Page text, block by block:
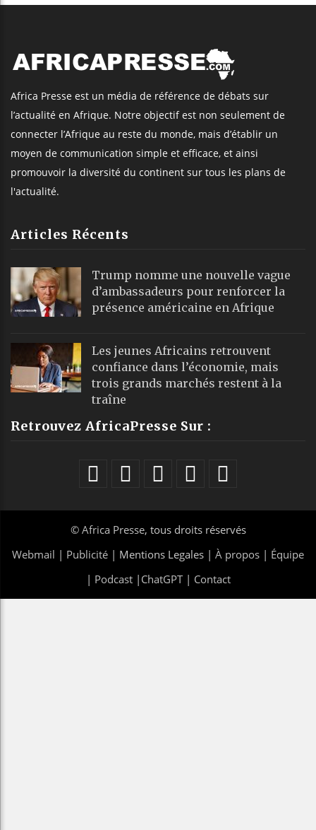
Africa Presse est un média de référence de débats sur
l’actualité en Afrique. Notre objectif est non seulement de
connecter l’Afrique au reste du monde, mais d’établir un
moyen de communication simple et efficace, et ainsi
promouvoir la diversité du continent sur tous les plans de
l'actualité.
Articles Récents
Trump nomme une nouvelle vague
d’ambassadeurs pour renforcer la
présence américaine en Afrique
Les jeunes Africains retrouvent
confiance dans l’économie, mais
trois grands marchés restent à la
traîne
Retrouvez AfricaPresse Sur :
© Africa Presse, tous droits réservés
Webmail | Publicité | Mentions Legales | À propos | Équipe
| Podcast| ChatGPT| Contact